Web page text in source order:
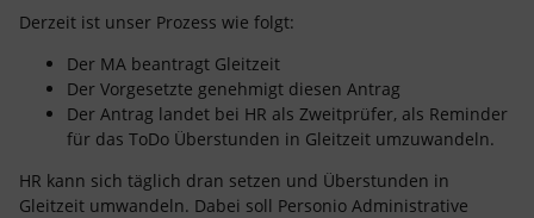
Derzeit ist unser Prozess wie folgt:
Der MA beantragt Gleitzeit
Der Vorgesetzte genehmigt diesen Antrag
Der Antrag landet bei HR als Zweitprüfer, als Reminder
für das ToDo Überstunden in Gleitzeit umzuwandeln.
HR kann sich täglich dran setzen und Überstunden in
Gleitzeit umwandeln. Dabei soll Personio Administrative